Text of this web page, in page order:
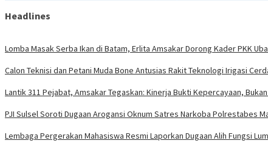
Headlines
Lomba Masak Serba Ikan di Batam, Erlita Amsakar Dorong Kader PKK
Calon Teknisi dan Petani Muda Bone Antusias Rakit Teknologi Irigasi
Lantik 311 Pejabat, Amsakar Tegaskan: Kinerja Bukti Kepercayaan,
PJI Sulsel Soroti Dugaan Arogansi Oknum Satres Narkoba Polrestabes
Lembaga Pergerakan Mahasiswa Resmi Laporkan Dugaan Alih Fungsi